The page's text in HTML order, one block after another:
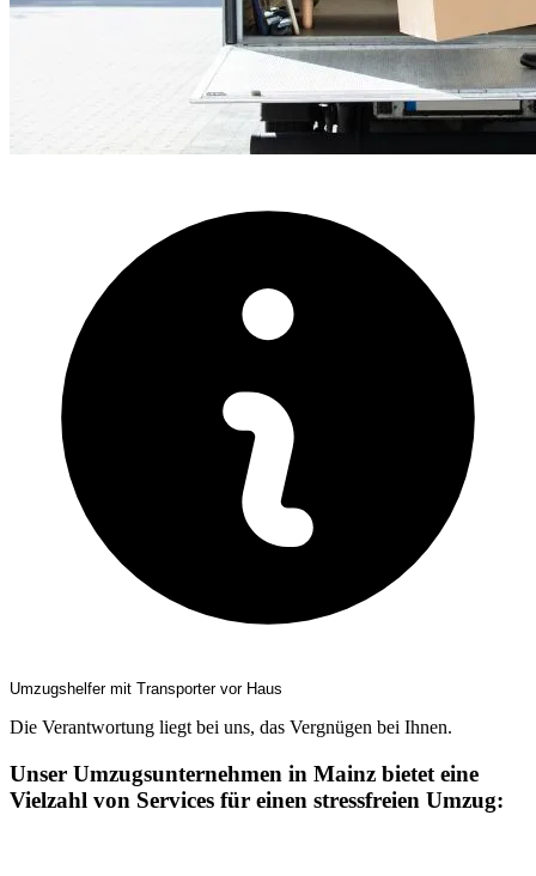
Umzugshelfer mit Transporter vor Haus
Die Verantwortung liegt bei uns, das Vergnügen bei Ihnen.
Unser Umzugsunternehmen in Mainz bietet eine
Vielzahl von Services für einen stressfreien Umzug: